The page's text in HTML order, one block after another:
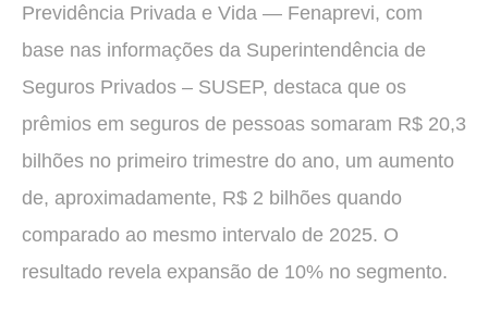
Previdência Privada e Vida — Fenaprevi, com
base nas informações da Superintendência de
Seguros Privados – SUSEP, destaca que os
prêmios em seguros de pessoas somaram R$ 20,3
bilhões no primeiro trimestre do ano, um aumento
de, aproximadamente, R$ 2 bilhões quando
comparado ao mesmo intervalo de 2025. O
resultado revela expansão de 10% no segmento.